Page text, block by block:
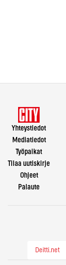
Yhteystiedot
Mediatiedot
Työpaikat
Tilaa uutiskirje
Ohjeet
Palaute
Deitti.net